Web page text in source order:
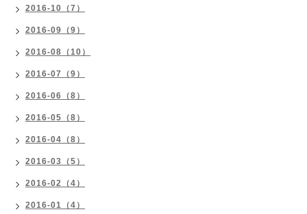
2016-10（7）
2016-09（9）
2016-08（10）
2016-07（9）
2016-06（8）
2016-05（8）
2016-04（8）
2016-03（5）
2016-02（4）
2016-01（4）